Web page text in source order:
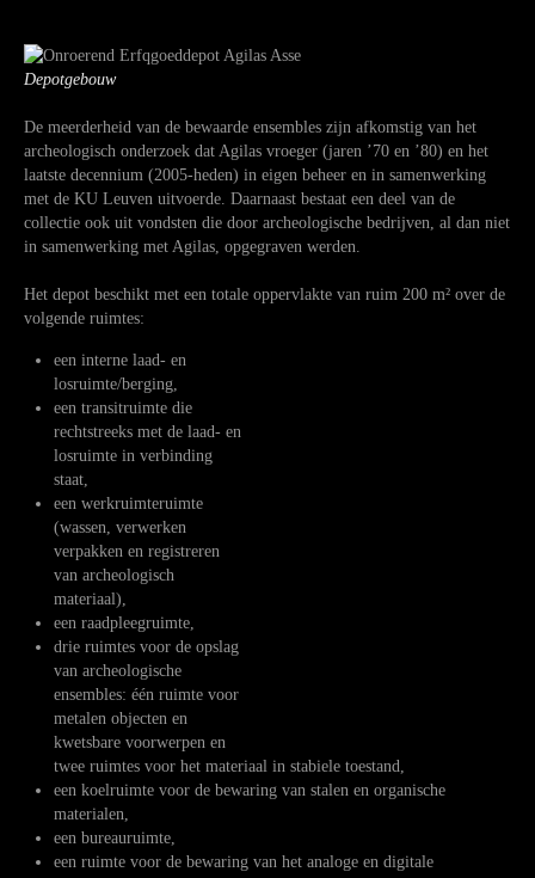
Depotgebouw
De meerderheid van de bewaarde ensembles zijn afkomstig van het
archeologisch onderzoek dat Agilas vroeger (jaren ’70 en ’80) en het
laatste decennium (2005-heden) in eigen beheer en in samenwerking
met de KU Leuven uitvoerde. Daarnaast bestaat een deel van de
collectie ook uit vondsten die door archeologische bedrijven, al dan niet
in samenwerking met Agilas, opgegraven werden.
Het depot beschikt met een totale oppervlakte van ruim 200 m² over de
volgende ruimtes:
een interne laad- en
losruimte/berging,
een transitruimte die
rechtstreeks met de laad- en
losruimte in verbinding
staat,
een werkruimteruimte
(wassen, verwerken
verpakken en registreren
van archeologisch
materiaal),
een raadpleegruimte,
drie ruimtes voor de opslag
van archeologische
ensembles: één ruimte voor
metalen objecten en
kwetsbare voorwerpen en
twee ruimtes voor het materiaal in stabiele toestand,
een koelruimte voor de bewaring van stalen en organische
materialen,
een bureauruimte,
een ruimte voor de bewaring van het analoge en digitale